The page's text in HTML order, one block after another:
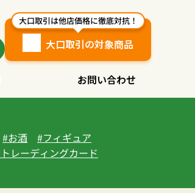
大口取引は他店価格に徹底対抗！
大口取引の対象商品
お問い合わせ
お酒
フィギュア
トレーディングカード